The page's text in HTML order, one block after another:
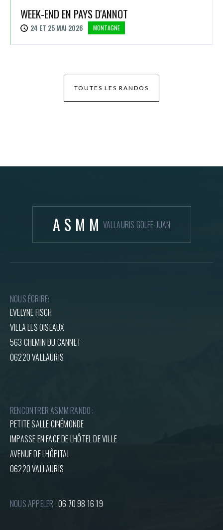
WEEK-END EN PAYS D'ANNOT
24 ET 25 MAI 2026 MONTAGNE
TOUTES LES RANDOS
ASMM VALLAURIS GOLFE-JUAN
NOUS ÉCRIRE:
EVELYNE FISCH
VILLA LES OISEAUX
563 CHEMIN DU CANNET
06220 VALLAURIS
RENCONTRER ASMM RANDO :
PETITE SALLE CINÉMONDE
IMPASSE EN FACE DE L'HÔTEL DE VILLE
AVENUE DE L'HÔPITAL
06220 VALLAURIS
NOUS APPELER :06 70 98 16 19